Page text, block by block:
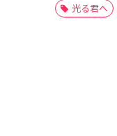
光る君へ